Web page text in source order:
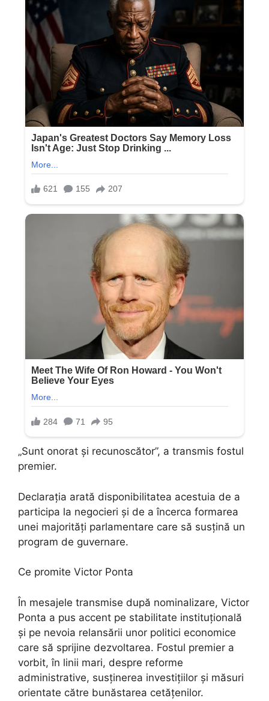
„Sunt onorat și recunoscător”, a transmis fostul
premier.
Declarația arată disponibilitatea acestuia de a
participa la negocieri și de a încerca formarea
unei majorități parlamentare care să susțină un
program de guvernare.
Ce promite Victor Ponta
În mesajele transmise după nominalizare, Victor
Ponta a pus accent pe stabilitate instituțională
și pe nevoia relansării unor politici economice
care să sprijine dezvoltarea. Fostul premier a
vorbit, în linii mari, despre reforme
administrative, susținerea investițiilor și măsuri
orientate către bunăstarea cetățenilor.